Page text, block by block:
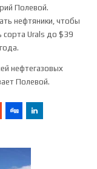
Полевой.
нефтяники, чтобы
сорта Urals до $39
нефтегазовых
Полевой.